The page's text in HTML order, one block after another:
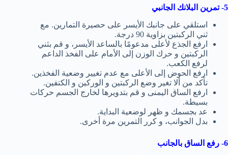
5- تمرين البلانك الجانبي
استلقي على جانبك الأيسر على حصيرة التمارين. مع
ثني الركبتين بزاوية 90 درجة.
ارفع الجذع لأعلى مدعومًا بالساعد الأيسر، و قم بثني
الركبتين و حرك الوزن إلى الأمام على الفخذ الداعم
لرفع الكعب.
ارفع الحوض إلى الأعلى مع عدم تغيير وضعية الفخذين.
تأكد من ألا تغير وضع الركبتين و الوركين و الكتفين.
ارفع الساق اليمنى و قم بتدويرها لخارج الجسم حركات
بسيطة.
عد بجسمك و ظهر لوضعية البداية.
بدل الجوانب، و كرر التمرين مرة أخرى.
6- رفع الساق بالجانب